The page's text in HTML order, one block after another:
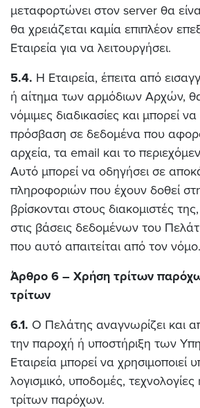
μεταφορτώνει στον server θα
θα χρειάζεται καμία επιπλέον
Εταιρεία για να λειτουργήσει.
5.4. Η Εταιρεία, έπειτα από
ή αίτημα των αρμόδιων Αρχών,
νόμιμες διαδικασίες και μπορεί
πρόσβαση σε δεδομένα που
αρχεία, τα email και το
Αυτό μπορεί να οδηγήσει σε
πληροφοριών που έχουν δοθεί
βρίσκονται στους διακομιστές
στις βάσεις δεδομένων του
που αυτό απαιτείται από τον νόμο.
Άρθρο 6 – Χρήση τρίτων
τρίτων
6.1. Ο Πελάτης αναγνωρίζει και
την παροχή ή υποστήριξη των
Εταιρεία μπορεί να χρησιμοποιεί
λογισμικό, υποδομές,
τρίτων παρόχων.